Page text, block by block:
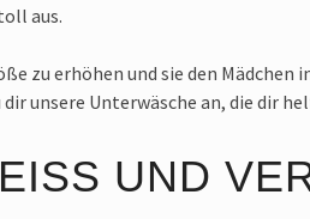
aus.
zu erhöhen und sie den Mädchen
unsere Unterwäsche an, die dir
UND